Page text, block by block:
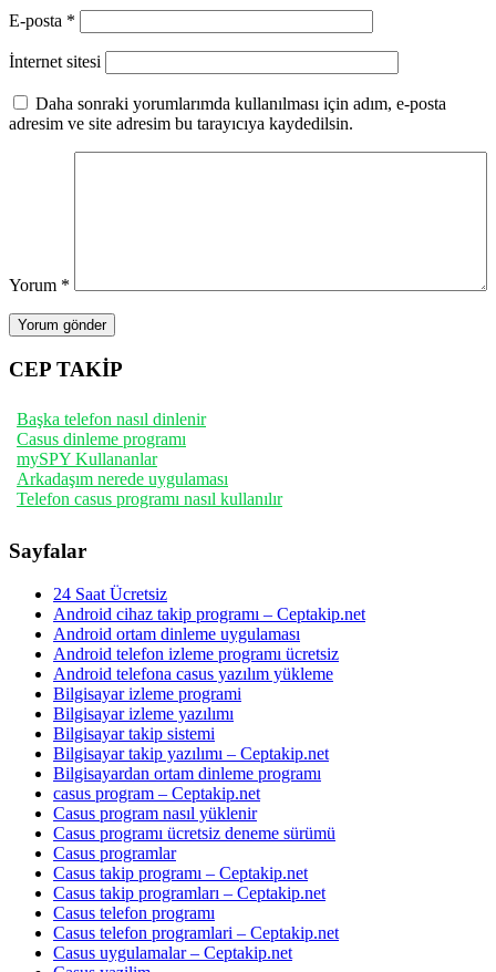
E-posta *
İnternet sitesi
Daha sonraki yorumlarımda kullanılması için adım, e-posta
adresim ve site adresim bu tarayıcıya kaydedilsin.
Yorum *
CEP TAKİP
Başka telefon nasıl dinlenir
Casus dinleme programı
mySPY Kullananlar
Arkadaşım nerede uygulaması
Telefon casus programı nasıl kullanılır
Sayfalar
24 Saat Ücretsiz
Android cihaz takip programı – Ceptakip.net
Android ortam dinleme uygulaması
Android telefon izleme programı ücretsiz
Android telefona casus yazılım yükleme
Bilgisayar izleme programi
Bilgisayar izleme yazılımı
Bilgisayar takip sistemi
Bilgisayar takip yazılımı – Ceptakip.net
Bilgisayardan ortam dinleme programı
casus program – Ceptakip.net
Casus program nasıl yüklenir
Casus programı ücretsiz deneme sürümü
Casus programlar
Casus takip programı – Ceptakip.net
Casus takip programları – Ceptakip.net
Casus telefon programı
Casus telefon programlari – Ceptakip.net
Casus uygulamalar – Ceptakip.net